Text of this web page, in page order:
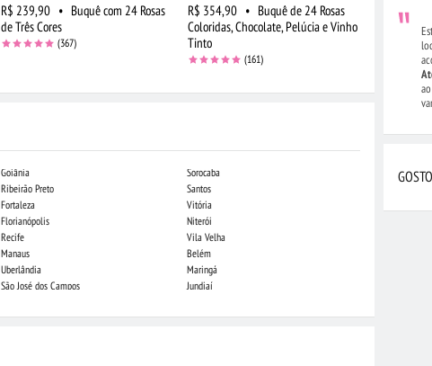
R$ 239,90 • Buquê com 24 Rosas
de Três Cores
(367)
R$ 354,90 • Buquê de 24 Rosas
Coloridas, Chocolate, Pelúcia e Vinho
Tinto
(161)
R$ 309,90
Vermelhas
Goiânia
Ribeirão Preto
Fortaleza
Florianópolis
Recife
Manaus
Uberlândia
São José dos Campos
Sorocaba
Santos
Vitória
Niterói
Vila Velha
Belém
Maringá
Jundiaí
Campo Grande